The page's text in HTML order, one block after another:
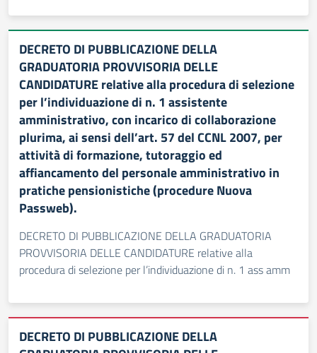
DECRETO DI PUBBLICAZIONE DELLA
GRADUATORIA PROVVISORIA DELLE
CANDIDATURE relative alla procedura di selezione
per l’individuazione di n. 1 assistente
amministrativo, con incarico di collaborazione
plurima, ai sensi dell’art. 57 del CCNL 2007, per
attività di formazione, tutoraggio ed
affiancamento del personale amministrativo in
pratiche pensionistiche (procedure Nuova
Passweb).
DECRETO DI PUBBLICAZIONE DELLA GRADUATORIA
PROVVISORIA DELLE CANDIDATURE relative alla
procedura di selezione per l’individuazione di n. 1 ass amm
DECRETO DI PUBBLICAZIONE DELLA